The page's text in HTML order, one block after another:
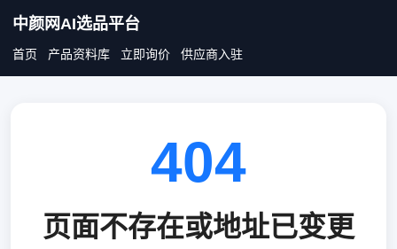
中颜网AI选品平台
首页 产品资料库 立即询价 供应商入驻
404
页面不存在或地址已变更